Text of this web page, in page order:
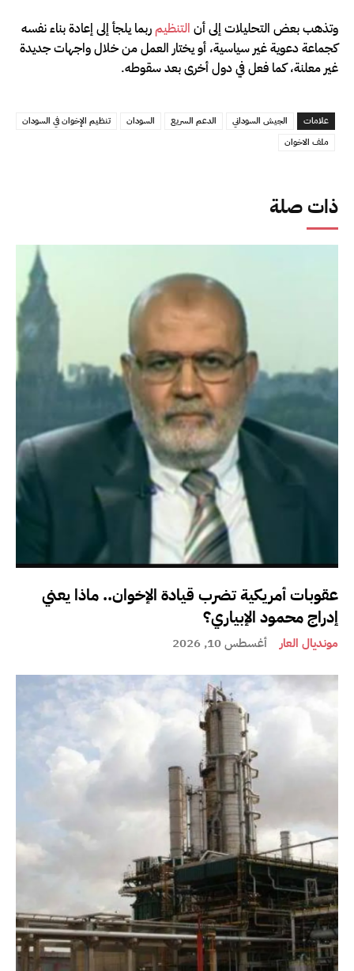
ذات صلة
عقوبات أمريكية تضرب قيادة الإخوان.. ماذا يعني
إدراج محمود الإبياري؟
مونديال العار أغسطس 10, 2026
وتذهب بعض التحليلات إلى أن التنظيمربما يلجأ إلى إعادة بناء نفسه
كجماعة دعوية غير سياسية، أو يختار العمل من خلال واجهات جديدة
غير معلنة، كما فعل في دول أخرى بعد سقوطه.
علامات الجيش السوداني الدعم السريع السودان
تنظيم الإخوان في السودان
ملف الاخوان